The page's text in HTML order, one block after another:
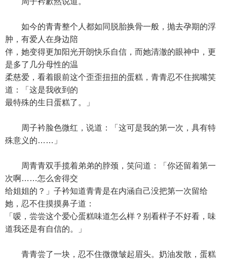
如今的青青整个人都如同脱胎换骨一般，抛去孕期的浮
肿，有爱人在身边陪
伴，她变得更加阳光开朗快乐自信，而她清澈的眼神中，更
是多了几分母性的温
柔慈爱，看着眼前这个歪歪扭扭的蛋糕，青青忍不住抿嘴笑
道：「这是我收到的
最特殊的生日蛋糕了。」
周子衿脸色微红，说道：「这可是我的第一次，具有特
殊意义的……」
周青青双手揽着弟弟的脖颈，笑问道：「你还留着第一
次啊……怎么舍得交
给姐姐的？」子衿知道青青是在内涵自己没把第一次留给
她，忍不住摸摸鼻子道：
「嗳，尝尝这个爱心蛋糕味道怎么样？别看样子不好看，味
道我还是有自信的。」
青青尝了一块，忍不住微微皱起眉头。奶油发散，蛋糕